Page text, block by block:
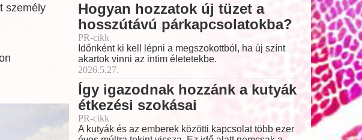
személy
Hogyan hozzatok új tüzet a
hosszútávú párkapcsolatokba?
PR-cikk
Időnként ki kell lépni a megszokottból, ha új színt
akartok vinni az intim életetekbe.
2026.5.27.
Így igazodnak hozzánk a kutyák
étkezési szokásai
PR-cikk
A kutyák és az emberek közötti kapcsolat több ezer